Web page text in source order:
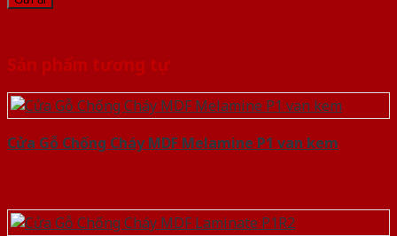
Sản phẩm tương tự
Cửa Gỗ Chống Cháy MDF Melamine P1 van kem